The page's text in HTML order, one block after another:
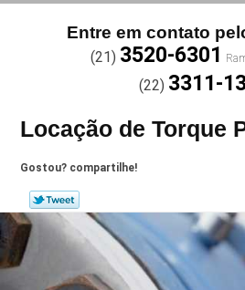
Entre em contato
(21) 3520-6301
(22) 3311-
Locação de Torque
Gostou? compartilhe!